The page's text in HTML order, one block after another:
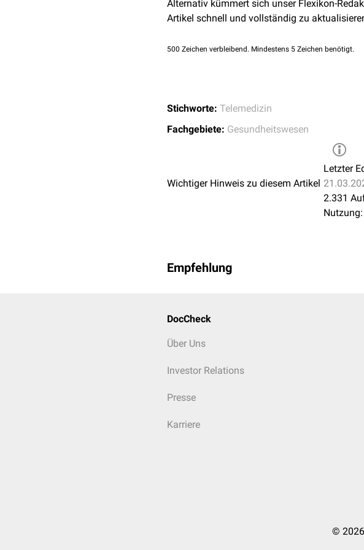
Sprechstundenzeiten
.
Alternativ kümmert sich unser Flexikon-
Artikel schnell und vollständig zu
500 Zeichen verbleibend. Mindestens 5 Zeichen benötigt.
Stichworte: Telemedizin
Fachgebiete: Gesundheitswesen
Wichtiger Hinweis zu diesem Artikel
Letzter
2.331
Nutzung:
Empfehlung
DocCheck
Über Uns
Investor Relations
Presse
Karriere
© 2026